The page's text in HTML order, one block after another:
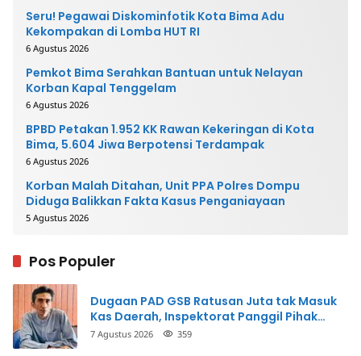
Seru! Pegawai Diskominfotik Kota Bima Adu
Kekompakan di Lomba HUT RI
6 Agustus 2026
Pemkot Bima Serahkan Bantuan untuk Nelayan
Korban Kapal Tenggelam
6 Agustus 2026
BPBD Petakan 1.952 KK Rawan Kekeringan di Kota
Bima, 5.604 Jiwa Berpotensi Terdampak
6 Agustus 2026
Korban Malah Ditahan, Unit PPA Polres Dompu
Diduga Balikkan Fakta Kasus Penganiayaan
5 Agustus 2026
Pos Populer
Dugaan PAD GSB Ratusan Juta tak Masuk
Kas Daerah, Inspektorat Panggil Pihak
Terkait
7 Agustus 2026 359